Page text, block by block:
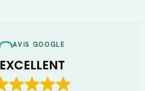
AVIS GOOGLE
EXCELLENT